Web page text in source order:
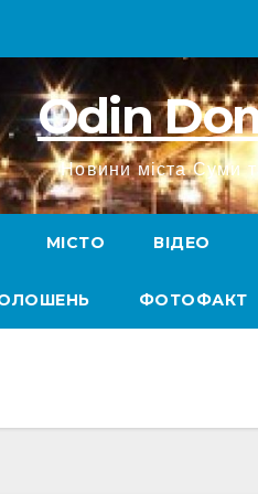
Odin
Новини міста Суми
МІСТО ВІДЕО
ФОТОФАКТ